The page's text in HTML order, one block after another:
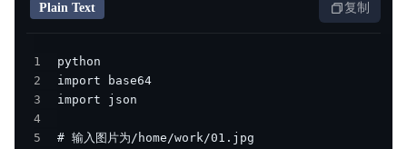
Plain Text 复制
1
2
3
4
5